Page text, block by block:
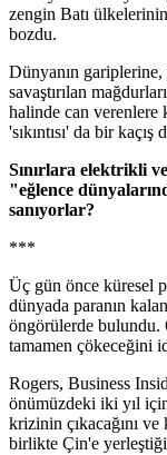
zengin Batı ülkelerinin
bozdu.
Dünyanın
savaştırılan
halinde can verenlere
'sıkıntısı' da bir
Sınırlara elektrikli
"eğlence
sanıyorlar?
***
Üç gün önce küresel
dünyada paranın
öngörülerde bulundu.
tamamen çökeceğini
Rogers, Business
önümüzdeki iki yıl
krizinin çıkacağını
birlikte Çin'e